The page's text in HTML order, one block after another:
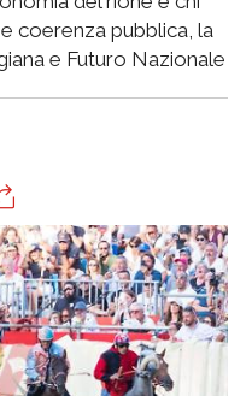
coerenza pubblica, la
e Futuro Nazionale